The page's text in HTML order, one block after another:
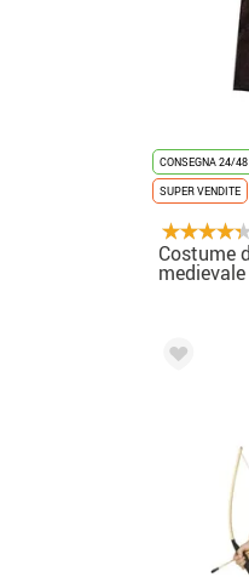
CONSEGNA 24/48
SUPER VENDITE
Costume